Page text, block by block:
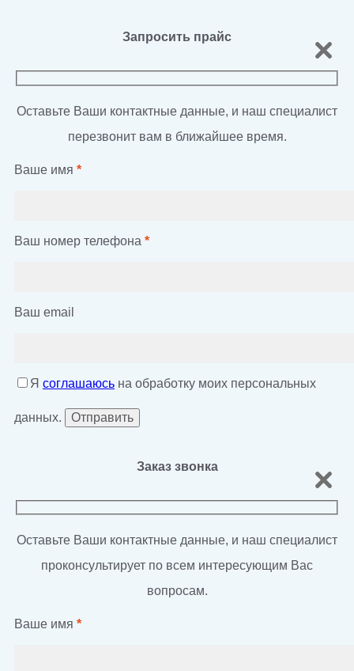
Запросить прайс
Оставьте Ваши контактные данные, и наш специалист
перезвонит вам в ближайшее время.
Ваше имя *
Ваш номер телефона *
Ваш email
Я соглашаюсь на обработку моих персональных
данных.
Заказ звонка
Оставьте Ваши контактные данные, и наш специалист
проконсультирует по всем интересующим Вас
вопросам.
Ваше имя *